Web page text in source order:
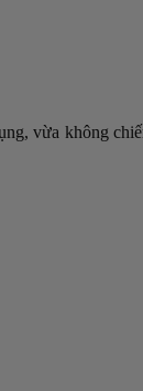
vừa không